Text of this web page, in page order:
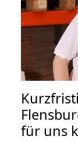
für uns